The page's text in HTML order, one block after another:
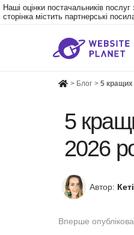
Наші оцінки постачальників
сторінка містить партнерські
> Блог > 5 кращих
5
2026
Автор:
Вперше